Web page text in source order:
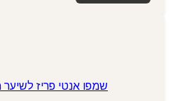
שמפו אנטי פריז